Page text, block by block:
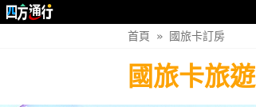
首頁 » 國旅卡訂房
國旅卡旅遊